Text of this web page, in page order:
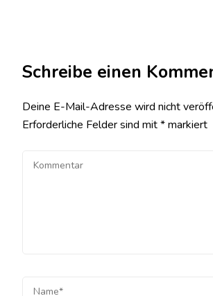
Schreibe einen
Deine E-Mail-Adresse wird nicht
Erforderliche Felder sind mit*markiert